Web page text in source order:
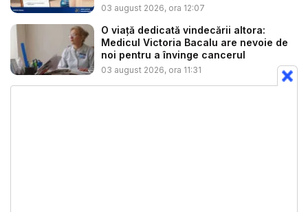
03 august 2026, ora 12:07
O viață dedicată vindecării altora:
Medicul Victoria Bacalu are nevoie de
noi pentru a învinge cancerul
03 august 2026, ora 11:31